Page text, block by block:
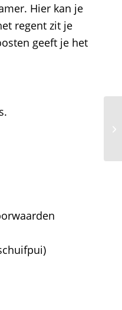
Hier kan je
regent zit je
geeft je het